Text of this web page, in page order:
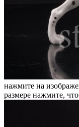
нажмите на
размере нажмите,